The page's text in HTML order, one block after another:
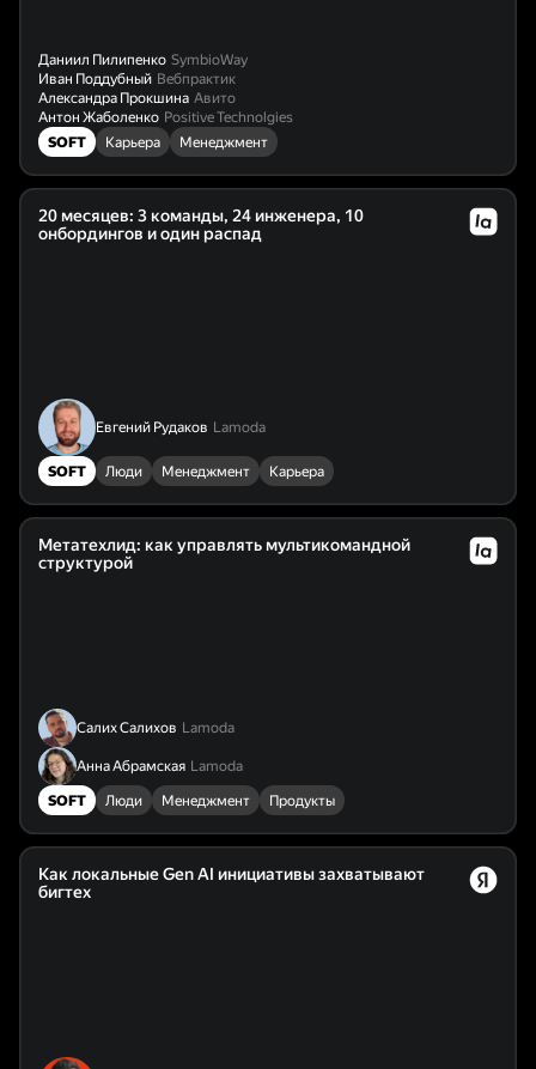
Даниил Пилипенко SymbioWay
Иван Поддубный Вебпрактик
Александра Прокшина Авито
Антон Жаболенко Positive Technolgies
SOFT
Карьера Менеджмент
20 месяцев: 3 команды, 24 инженера, 10
онбордингов и один распад
Евгений Рудаков Lamoda
SOFT Люди Менеджмент Карьера
Метатехлид: как управлять мультикомандной
структурой
Салих Салихов Lamoda
Анна Абрамская Lamoda
SOFT Люди Менеджмент Продукты
Как локальные Gen AI инициативы захватывают
бигтех